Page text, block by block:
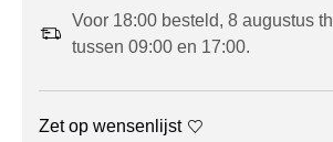
Voor 18:00 besteld, 8 augustus
tussen 09:00 en 17:00.
Zet op wensenlijst